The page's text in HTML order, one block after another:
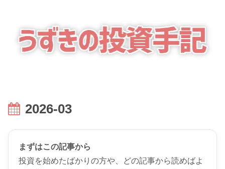
2026-03
まずはこの記事から
投資を始めたばかりの方や、どの記事から読めばよ